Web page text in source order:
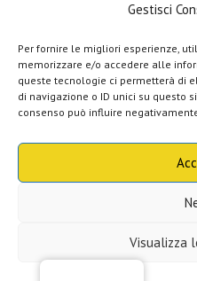
Gestisci
Per fornire le migliori esperienze,
memorizzare e/o accedere alle
queste tecnologie ci permetterà di
di navigazione o ID unici su questo
consenso può influire
Visualizza
La tua e-mail:
informazioni fornite non saranno